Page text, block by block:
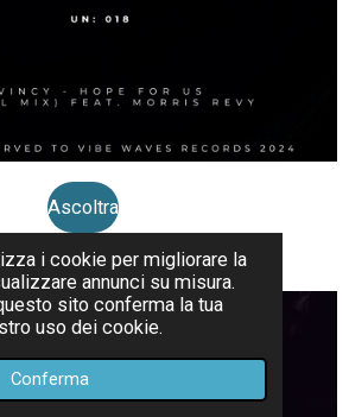
i cookie per migliorare la
annunci su misura.
sito conferma la tua
uso dei cookie.
Conferma
Ascoltra